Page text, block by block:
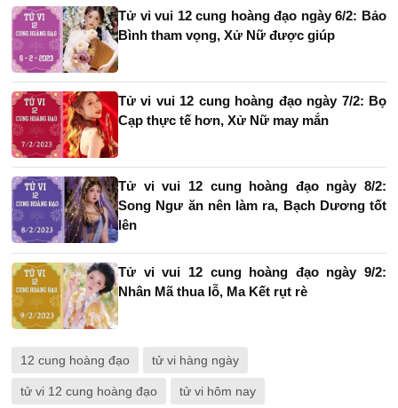
Tử vi vui 12 cung hoàng đạo ngày 6/2: Bảo
Bình tham vọng, Xử Nữ được giúp
Tử vi vui 12 cung hoàng đạo ngày 7/2: Bọ
Cạp thực tế hơn, Xử Nữ may mắn
Tử vi vui 12 cung hoàng đạo ngày 8/2:
Song Ngư ăn nên làm ra, Bạch Dương tốt
lên
Tử vi vui 12 cung hoàng đạo ngày 9/2:
Nhân Mã thua lỗ, Ma Kết rụt rè
12 cung hoàng đạo tử vi hàng ngày
tử vi 12 cung hoàng đạo tử vi hôm nay